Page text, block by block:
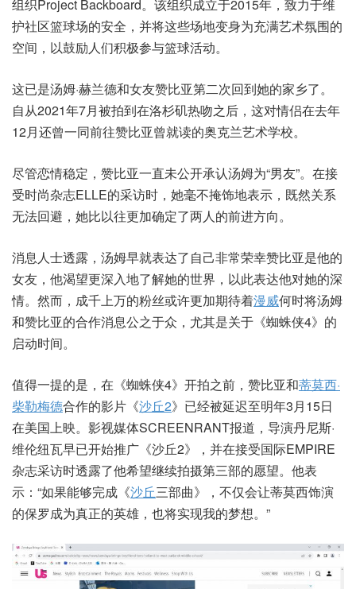
组织Project Backboard。该组织成立于2015年，致力于维
护社区篮球场的安全，并将这些场地变身为充满艺术氛围的
空间，以鼓励人们积极参与篮球活动。
这已是汤姆·赫兰德和女友赞比亚第二次回到她的家乡了。
自从2021年7月被拍到在洛杉矶热吻之后，这对情侣在去年
12月还曾一同前往赞比亚曾就读的奥克兰艺术学校。
尽管恋情稳定，赞比亚一直未公开承认汤姆为“男友”。在接
受时尚杂志ELLE的采访时，她毫不掩饰地表示，既然关系
无法回避，她比以往更加确定了两人的前进方向。
消息人士透露，汤姆早就表达了自己非常荣幸赞比亚是他的
女友，他渴望更深入地了解她的世界，以此表达他对她的深
情。然而，成千上万的粉丝或许更加期待着漫威何时将汤姆
和赞比亚的合作消息公之于众，尤其是关于《蜘蛛侠4》的
启动时间。
值得一提的是，在《蜘蛛侠4》开拍之前，赞比亚和蒂莫西·
柴勒梅德合作的影片《沙丘2》已经被延迟至明年3月15日
在美国上映。影视媒体SCREENRANT报道，导演丹尼斯·
维伦纽瓦早已开始推广《沙丘2》，并在接受国际EMPIRE
杂志采访时透露了他希望继续拍摄第三部的愿望。他表
示：“如果能够完成《沙丘三部曲》，不仅会让蒂莫西饰演
的保罗成为真正的英雄，也将实现我的梦想。”